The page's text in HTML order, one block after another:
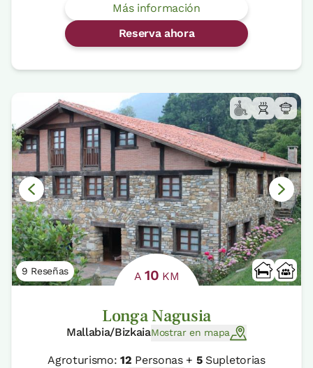
Más información
Reserva ahora
9 Reseñas A 10 KM
Longa Nagusia
Mallabia/BizkaiaMostrar en mapa
Agroturismo:12 Personas + 5Supletorias